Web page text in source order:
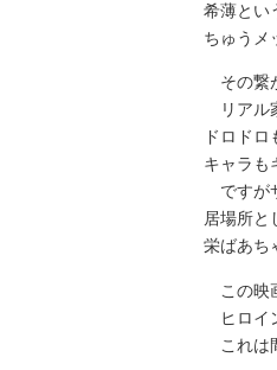
希薄とい
ちゅうメ
その繋
リアル
ドロド
キャラも
ですが
居場所と
栄ばあち
この映
ヒロイ
これは